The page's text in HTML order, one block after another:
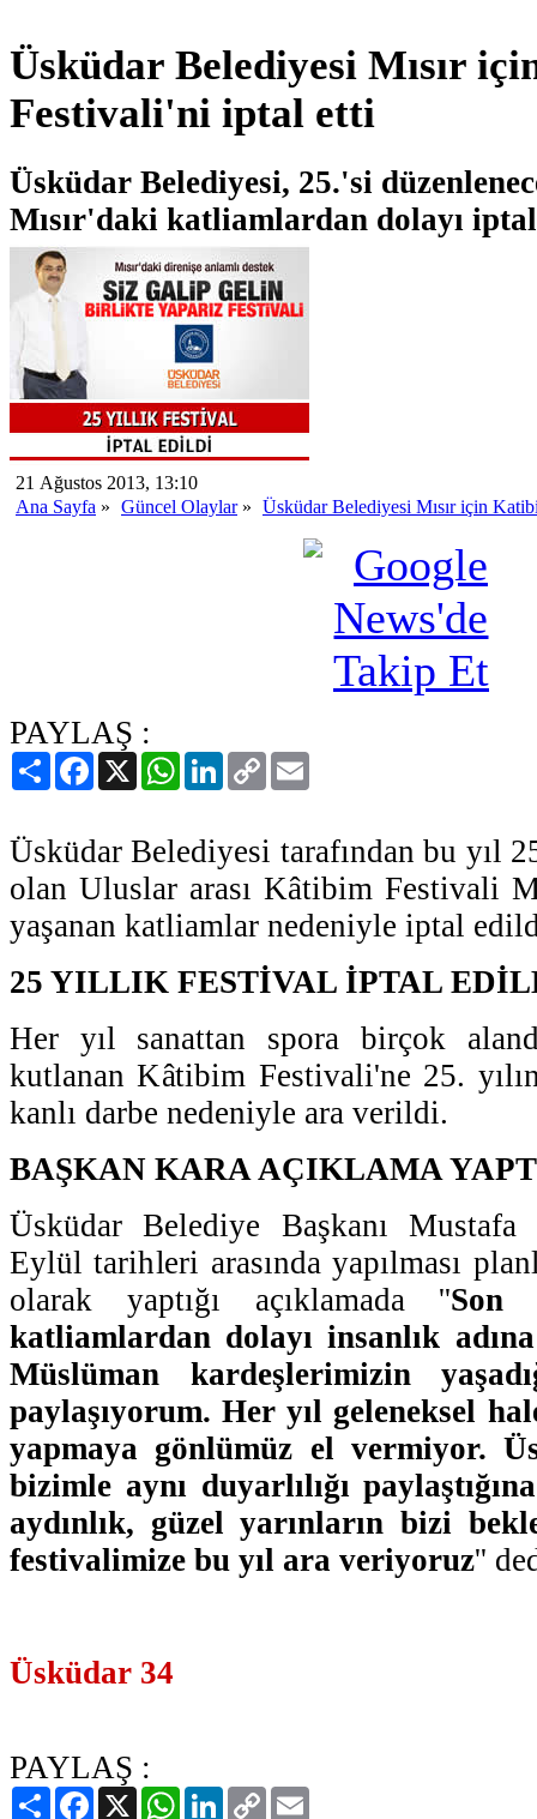
Üsküdar Belediyesi Mısır
Festivali'ni iptal etti
Üsküdar Belediyesi, 25.'si
Mısır'daki katliamlardan dolayı
21 Ağustos 2013, 13:10
Ana Sayfa » Güncel Olaylar» Üsküdar Belediyesi Mısır için
PAYLAŞ :
PaylaşFacebook
X WhatsAppLinkedIn
Copy
Link
Üsküdar Belediyesi tarafından bu yıl
olan Uluslar arası Kâtibim Festivali
yaşanan katliamlar nedeniyle iptal
25 YILLIK FESTİVAL İPTAL
Her yıl sanattan spora birçok
kutlanan Kâtibim Festivali'ne 25.
kanlı darbe nedeniyle ara verildi.
BAŞKAN KARA AÇIKLAMA
Üsküdar Belediye Başkanı
Eylül tarihleri arasında yapılması
olarak yaptığı açıklamada ''Son
katliamlardan dolayı insanlık
Müslüman kardeşlerimizin
paylaşıyorum. Her yıl geleneksel
yapmaya gönlümüz el vermiyor.
bizimle aynı duyarlılığı
aydınlık, güzel yarınların bizi
festivalimize bu yıl ara veriyoruz''
Üsküdar 34
PAYLAŞ :
PaylaşFacebook
X WhatsAppLinkedIn
Copy
Link